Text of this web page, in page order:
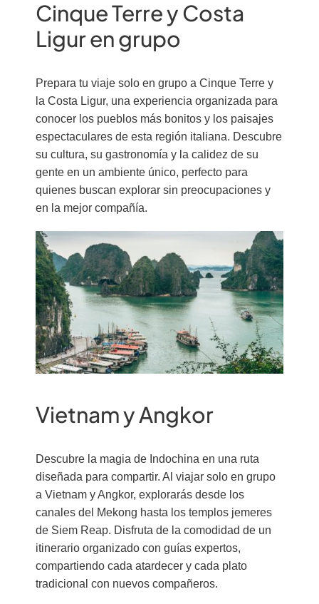
Cinque Terre y Costa
Ligur en grupo
Prepara tu viaje solo en grupo a Cinque Terre y
la Costa Ligur, una experiencia organizada para
conocer los pueblos más bonitos y los paisajes
espectaculares de esta región italiana. Descubre
su cultura, su gastronomía y la calidez de su
gente en un ambiente único, perfecto para
quienes buscan explorar sin preocupaciones y
en la mejor compañía.
Vietnam y Angkor
Descubre la magia de Indochina en una ruta
diseñada para compartir. Al viajar solo en grupo
a Vietnam y Angkor, explorarás desde los
canales del Mekong hasta los templos jemeres
de Siem Reap. Disfruta de la comodidad de un
itinerario organizado con guías expertos,
compartiendo cada atardecer y cada plato
tradicional con nuevos compañeros.